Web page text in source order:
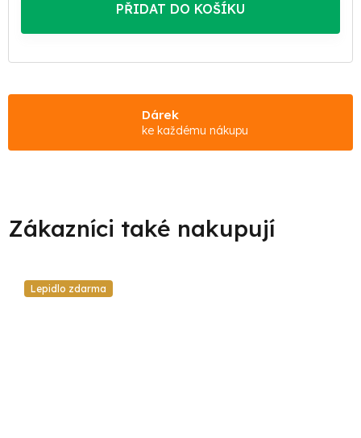
PŘIDAT DO KOŠÍKU
Dárek
ke každému nákupu
Lepidlo zdarma